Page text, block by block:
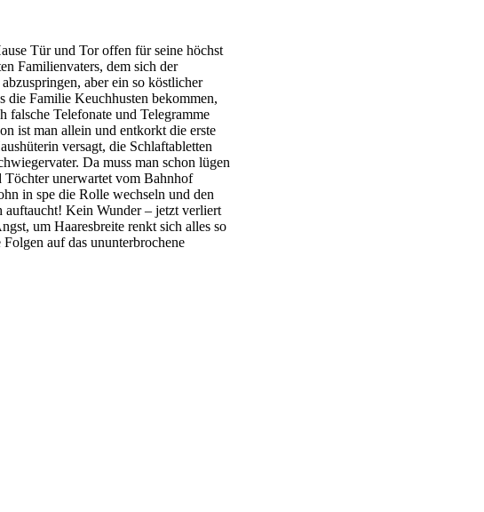
Tür und Tor offen für seine höchst
Familienvaters, dem sich der
aber ein so köstlicher
die Familie Keuchhusten bekommen,
falsche Telefonate und Telegramme
ist man allein und entkorkt die erste
versagt, die Schlaftabletten
Da muss man schon lügen
Töchter unerwartet vom Bahnhof
in spe die Rolle wechseln und den
auftaucht! Kein Wunder – jetzt verliert
um Haaresbreite renkt sich alles so
auf das ununterbrochene